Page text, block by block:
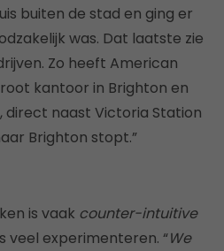
buiten de stad en ging er
was. Dat laatste zie
Zo heeft American
kantoor in Brighton en
direct naast Victoria Station
Brighton stopt.”
is vaak counter-intuitive
veel experimenteren. “We